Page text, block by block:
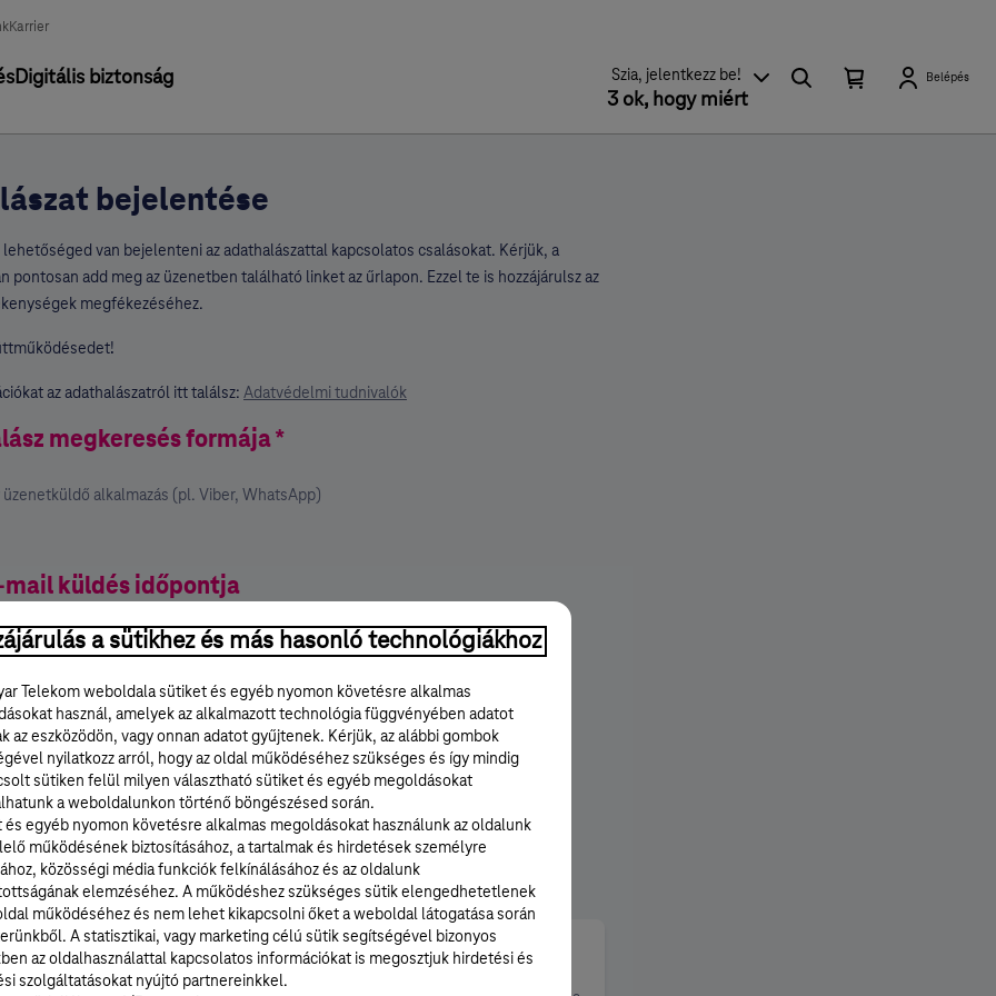
Karrier
Digitális biztonság Szia, jelentkezz be!
3 ok, hogy miért
Belépés
bejelentése
lehetőséged van bejelenteni az adathalászattal kapcsolatos csalásokat. Kérjük, a
pontosan add meg az üzenetben található linket az űrlapon. Ezzel te is hozzájárulsz az
megfékezéséhez.
az adathalászatról itt találsz: Adatvédelmi tudnivalók
megkeresés formája *
üzenetküldő alkalmazás (pl. Viber, WhatsApp)
mail küldés időpontja
tájékoztató
a sütikhez és más hasonló technológiákhoz
Telekom weboldala sütiket és egyéb nyomon követésre alkalmas
használ, amelyek az alkalmazott technológia függvényében adatot
az eszközödön, vagy onnan adatot gyűjtenek. Kérjük, az alábbi gombok
nyilatkozz arról, hogy az oldal működéséhez szükséges és így mindig
sütiken felül milyen választható sütiket és egyéb megoldásokat
a weboldalunkon történő böngészésed során.
és egyéb nyomon követésre alkalmas megoldásokat használunk az oldalunk
működésének biztosításához, a tartalmak és hirdetések személyre
közösségi média funkciók felkínálásához és az oldalunk
elemzéséhez. A működéshez szükséges sütik elengedhetetlenek
működéséhez és nem lehet kikapcsolni őket a weboldal látogatása során
A statisztikai, vagy marketing célú sütik segítségével bizonyos
az oldalhasználattal kapcsolatos információkat is megosztjuk hirdetési és
szolgáltatásokat nyújtó partnereinkkel.